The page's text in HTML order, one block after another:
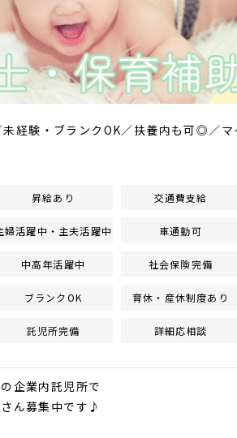
経験・ブランクOK／扶養内も可◎／
昇給あり 交通費支給
婦活躍中・主夫活躍中 車通勤可
中高年活躍中 社会保険完備
ブランクOK 育休・産休制度あり
託児所完備 詳細応相談
企業内託児所で
ん募集中です♪